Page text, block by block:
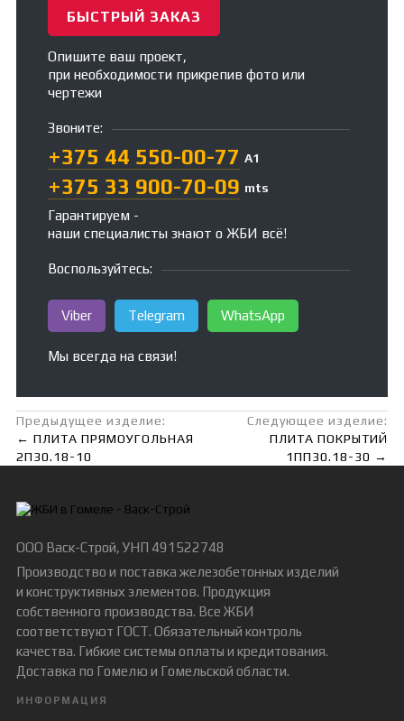
БЫСТРЫЙ ЗАКАЗ
Опишите ваш проект,
при необходимости прикрепив фото или
чертежи
Звоните:
+375 44 550-00-77 А1
+375 33 900-70-09 mts
Гарантируем -
наши специалисты знают о ЖБИ всё!
Воспользуйтесь:
Viber Telegram WhatsApp
Мы всегда на связи!
Предыдущее изделие:
← ПЛИТА ПРЯМОУГОЛЬНАЯ
2П30.18-10
Следующее изделие:
ПЛИТА ПОКРЫТИЙ
1ПП30.18-30 →
ООО Васк-Строй, УНП 491522748
Производство и поставка железобетонных изделий
и конструктивных элементов. Продукция
собственного производства. Все ЖБИ
соответствуют ГОСТ. Обязательный контроль
качества. Гибкие системы оплаты и кредитования.
Доставка по Гомелю и Гомельской области.
ИНФОРМАЦИЯ